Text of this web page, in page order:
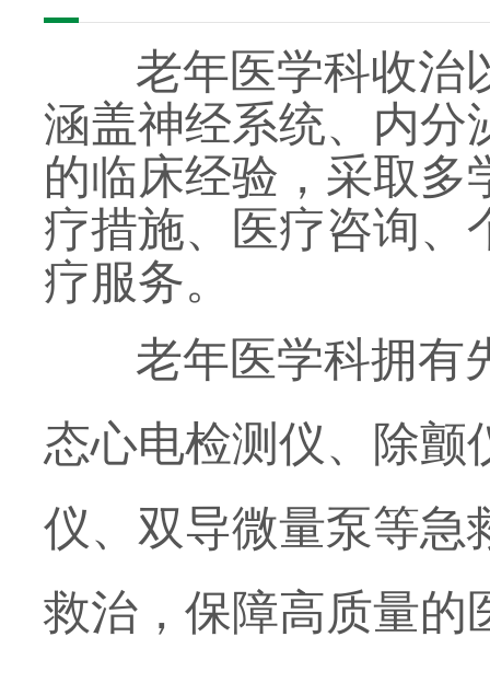
老年医学科收治以
涵盖神经系统、内分
的临床经验，采取多
疗措施、医疗咨询、
疗服务。
老年医学科拥有先
态心电检测仪、除颤
仪、双导微量泵等急
救治，保障高质量的